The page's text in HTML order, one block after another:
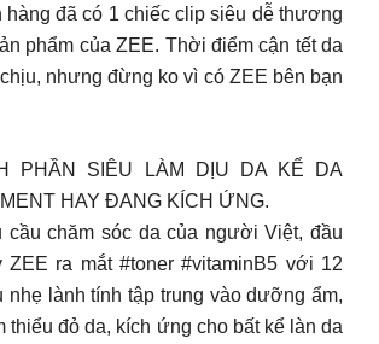
hàng đã có 1 chiếc clip siêu dễ thương
phẩm của ZEE. Thời điểm cận tết da
nhưng đừng ko vì có ZEE bên bạn
PHẦN SIÊU LÀM DỊU DA KỂ DA
HAY ĐANG KÍCH ỨNG.
cầu chăm sóc da của người Việt, đầu
ZEE ra mắt #toner #vitaminB5 với 12
nhẹ lành tính tập trung vào dưỡng ẩm,
thiểu đỏ da, kích ứng cho bất kể làn da